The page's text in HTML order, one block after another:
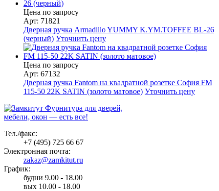
Цена по запросу
Арт: 71821
Дверная ручка Armadillo YUMMY K.YM.TOFFEE BL-26
(черный) Уточнить цену
Цена по запросу
Арт: 67132
Дверная ручка Fantom на квадратной розетке София FM
115-50 22K SATIN (золото матовое) Уточнить цену
Фурнитура для дверей,
мебели, окон — есть все!
Тел./факс:
+7 (495) 725 66 67
Электронная почта:
zakaz@zamkitut.ru
График:
будни 9.00 - 18.00
вых 10.00 - 18.00